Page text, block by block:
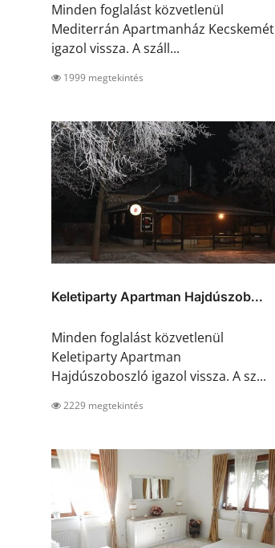
Minden foglalást közvetlenül
Mediterrán Apartmanház Kecskemét
igazol vissza. A száll...
1999 megtekintés
Keletiparty Apartman Hajdúszob...
Minden foglalást közvetlenül
Keletiparty Apartman
Hajdúszoboszló igazol vissza. A sz...
2229 megtekintés